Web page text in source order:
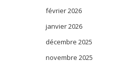
février 2026
janvier 2026
décembre 2025
novembre 2025